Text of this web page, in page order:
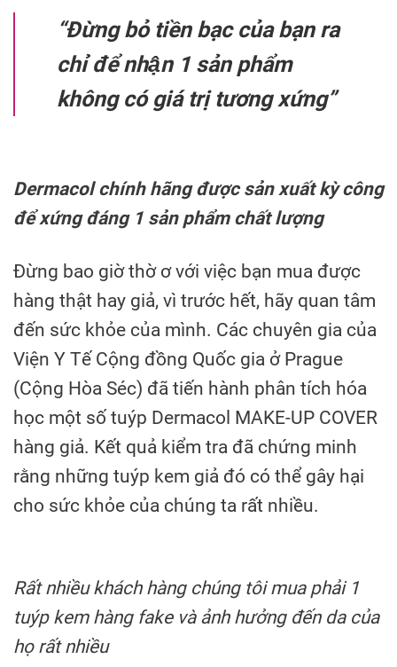
“Đừng bỏ tiền bạc của bạn ra
chỉ để nhận 1 sản phẩm
không có giá trị tương xứng”
Dermacol chính hãng được sản xuất kỳ công
để xứng đáng 1 sản phẩm chất lượng
Đừng bao giờ thờ ơ với việc bạn mua được
hàng thật hay giả, vì trước hết, hãy quan tâm
đến sức khỏe của mình. Các chuyên gia của
Viện Y Tế Cộng đồng Quốc gia ở Prague
(Cộng Hòa Séc) đã tiến hành phân tích hóa
học một số tuýp Dermacol MAKE-UP COVER
hàng giả. Kết quả kiểm tra đã chứng minh
rằng những tuýp kem giả đó có thể gây hại
cho sức khỏe của chúng ta rất nhiều.
Rất nhiều khách hàng chúng tôi mua phải 1
tuýp kem hàng fake và ảnh hưởng đến da của
họ rất nhiều